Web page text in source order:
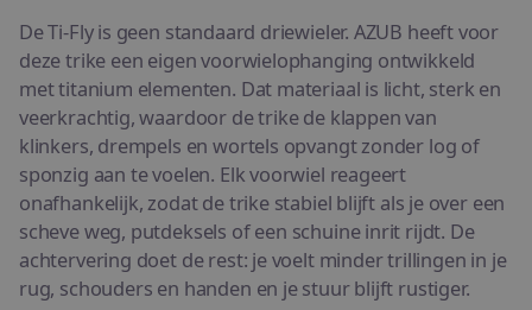
De Ti-Fly is geen standaard driewieler. AZUB heeft voor
deze trike een eigen voorwielophanging ontwikkeld
met titanium elementen. Dat materiaal is licht, sterk en
veerkrachtig, waardoor de trike de klappen van
klinkers, drempels en wortels opvangt zonder log of
sponzig aan te voelen. Elk voorwiel reageert
onafhankelijk, zodat de trike stabiel blijft als je over een
scheve weg, putdeksels of een schuine inrit rijdt. De
achtervering doet de rest: je voelt minder trillingen in je
rug, schouders en handen en je stuur blijft rustiger.